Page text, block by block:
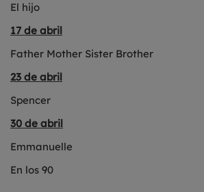
El hijo
17 de abril
Father Mother Sister Brother
23 de abril
Spencer
30 de abril
Emmanuelle
En los 90